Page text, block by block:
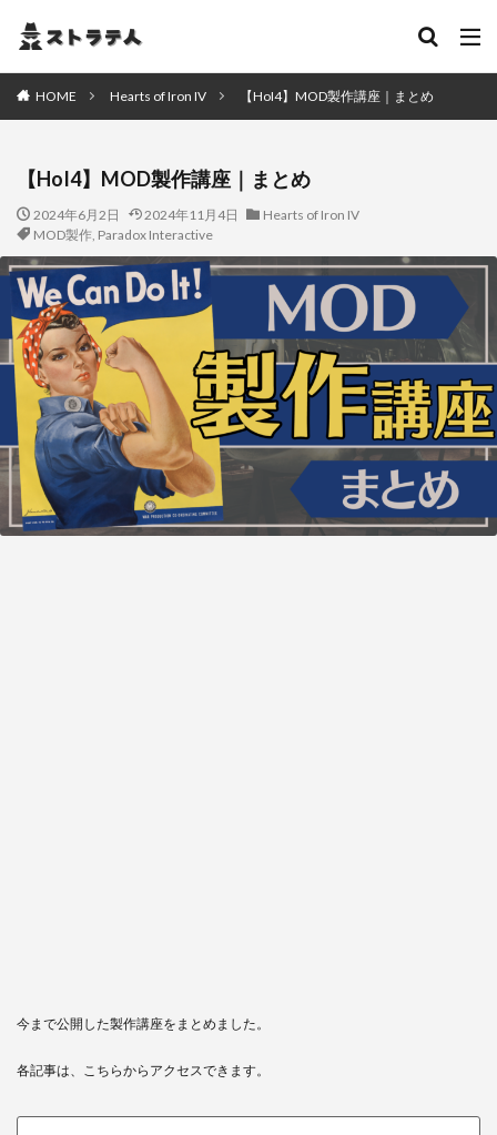
HOME Hearts of Iron IV 【HoI4】MOD製作講座｜まとめ
【HoI4】MOD製作講座｜まとめ
2024年6月2日 2024年11月4日
Hearts of Iron IV
MOD製作, Paradox Interactive
今まで公開した製作講座をまとめました。
各記事は、こちらからアクセスできます。